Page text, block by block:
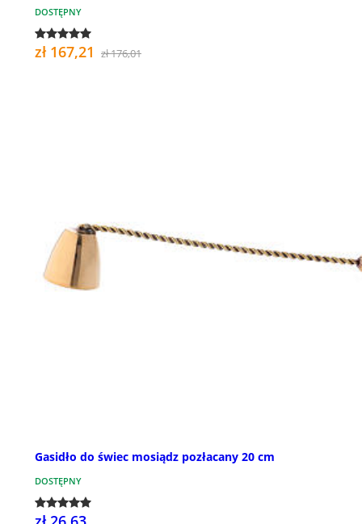
DOSTĘPNY
zł 167,21 zł 176,01
Gasidło do świec mosiądz pozłacany 20 cm
DOSTĘPNY